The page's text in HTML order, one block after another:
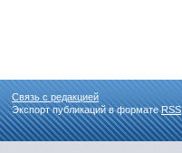
Связь с редакцией
Экспорт публикаций в форматеRSS